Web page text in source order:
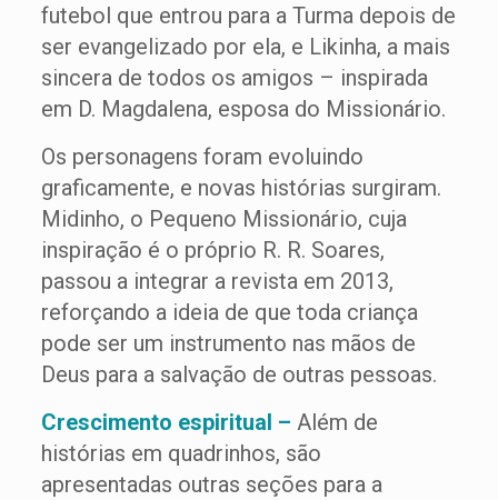
futebol que entrou para a Turma depois de
ser evangelizado por ela, e Likinha, a mais
sincera de todos os amigos – inspirada
em D. Magdalena, esposa do Missionário.
Os personagens foram evoluindo
graficamente, e novas histórias surgiram.
Midinho, o Pequeno Missionário, cuja
inspiração é o próprio R. R. Soares,
passou a integrar a revista em 2013,
reforçando a ideia de que toda criança
pode ser um instrumento nas mãos de
Deus para a salvação de outras pessoas.
Crescimento espiritual – Além de
histórias em quadrinhos, são
apresentadas outras seções para a